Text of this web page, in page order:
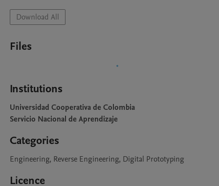
Download All
Files
Institutions
Universidad Cooperativa de Colombia
Servicio Nacional de Aprendizaje
Categories
Engineering, Reverse Engineering, Digital Prototyping
Licence